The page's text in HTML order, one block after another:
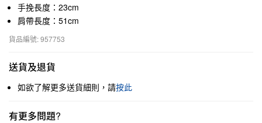
手挽長度：23cm
肩帶長度：51cm
貨品編號: 957753
送貨及退貨
如欲了解更多送貨細則，請按此
有更多問題?